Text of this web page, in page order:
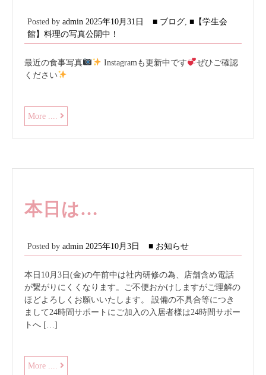
Posted by admin 2025年10月31日 ■ ブログ ■【学生会
館】料理の写真公開中！
最近の食事写真 Instagramも更新中です
ぜひご確認
ください
More .... 学
生
会
本日は…
Posted by admin 2025年10月3日 ■ お知らせ
本日10月3日(金)の午前中は社内研修の為、店舗含め電話
が繋がりにくくなります。ご不便おかけしますがご理解の
ほどよろしくお願いいたします。 設備の不具合等につき
まして24時間サポートにご加入の入居者様は24時間サポー
トへ […]
More .... 本